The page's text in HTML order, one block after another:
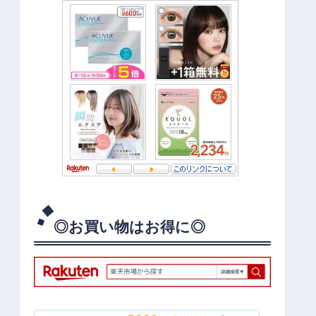
◎お買い物はお得に◎